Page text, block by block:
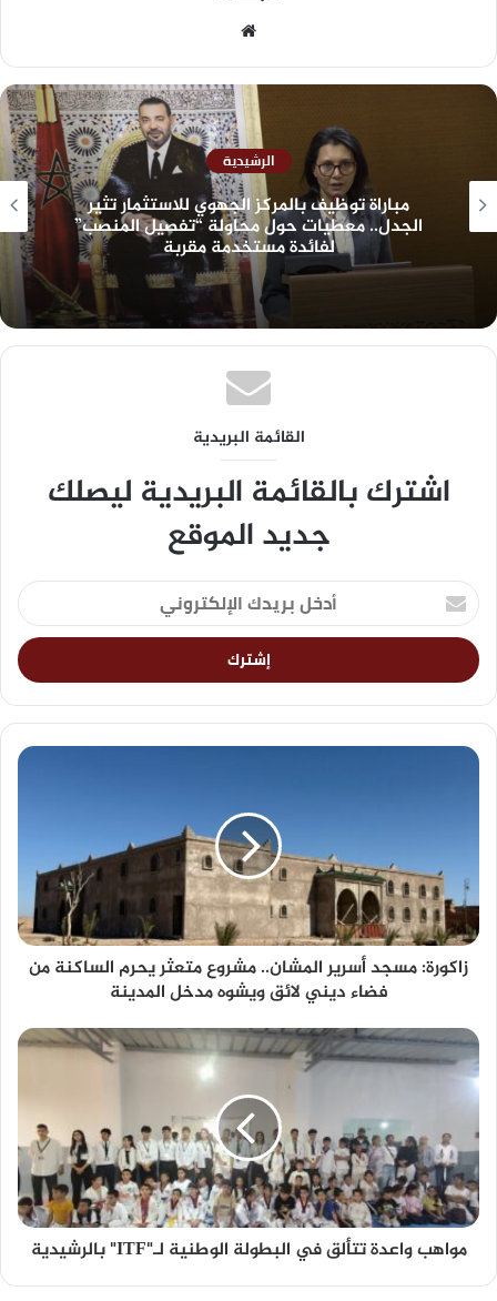
الرشيدية
مباراة توظيف بالمركز الجهوي للاستثمار تثير
الجدل.. معطيات حول محاولة “تفصيل المنصب”
لفائدة مستخدمة مقربة
القائمة البريدية
اشترك بالقائمة البريدية ليصلك
جديد الموقع
زاكورة: مسجد أسرير المشان.. مشروع متعثر يحرم الساكنة من
فضاء ديني لائق ويشوه مدخل المدينة
مواهب واعدة تتألق في البطولة الوطنية لـ"ITF" بالرشيدية